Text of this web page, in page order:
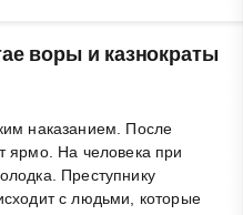
воры и казнократы
наказанием. После
ярмо. На человека при
Преступнику
с людьми, которые